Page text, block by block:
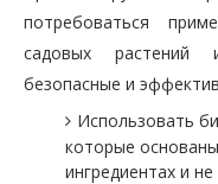
потребоваться
садовых
безопасные и
Использовать
которые
ингредиентах и